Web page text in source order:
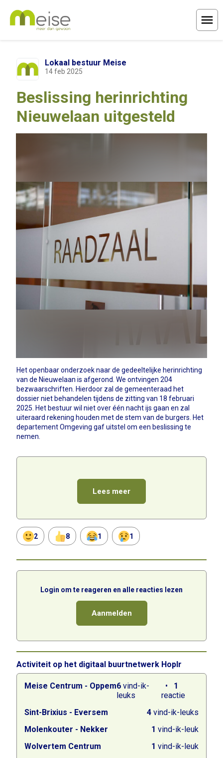
Lokaal bestuur Meise
14 feb 2025
Beslissing herinrichting
Nieuwelaan uitgesteld
Het openbaar onderzoek naar de gedeeltelijke herinrichting
van de Nieuwelaan is afgerond. We ontvingen 204
bezwaarschriften. Hierdoor zal de gemeenteraad het
dossier niet behandelen tijdens de zitting van 18 februari
2025. Het bestuur wil niet over één nacht ijs gaan en zal
uiteraard rekening houden met de stem van de burgers. Het
departement Omgeving gaf uitstel om een beslissing te
nemen.
Lees meer
2 8 1 1
Login om te reageren en alle reacties lezen
Aanmelden
Activiteit op het digitaal buurtnetwerk Hoplr
Meise Centrum - Oppem6 vind-ik-
leuks
1
reactie
Sint-Brixius - Eversem
4 vind-ik-leuks
Molenkouter - Nekker
1 vind-ik-leuk
Wolvertem Centrum
1 vind-ik-leuk